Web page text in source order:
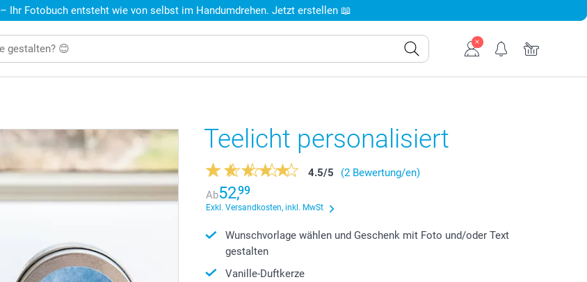
– Ihr Fotobuch entsteht wie von selbst im Handumdrehen. Jetzt erstellen 📖
Teelicht personalisiert
4.5/5
(2 Bewertung/en)
Ab52,99
Exkl. Versandkosten, inkl. MwSt
Wunschvorlage wählen und Geschenk mit Foto und/oder Text
gestalten
Vanille-Duftkerze